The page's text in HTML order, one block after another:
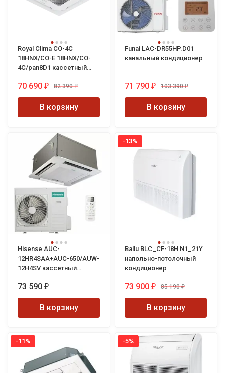
Royal Clima CO-4C
18HNX/CO-E 18HNX/CO-
4C/pan8D1 кассетный
70 690 ₽ 82 390 ₽
В корзину
Funai LAC-DR55HP.D01
канальный кондиционер
71 790 ₽ 103 390 ₽
В корзину
Hisense AUC-
12HR4SAA+AUC-650/AUW-
12H4SV кассетный
73 590 ₽
В корзину
-13%
Ballu BLC_CF-18H N1_21Y
напольно-потолочный
кондиционер
73 900 ₽ 85 190 ₽
В корзину
-11% -5%